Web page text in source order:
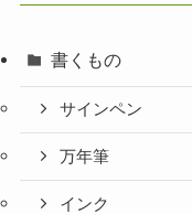
書くもの
サインペン
万年筆
インク